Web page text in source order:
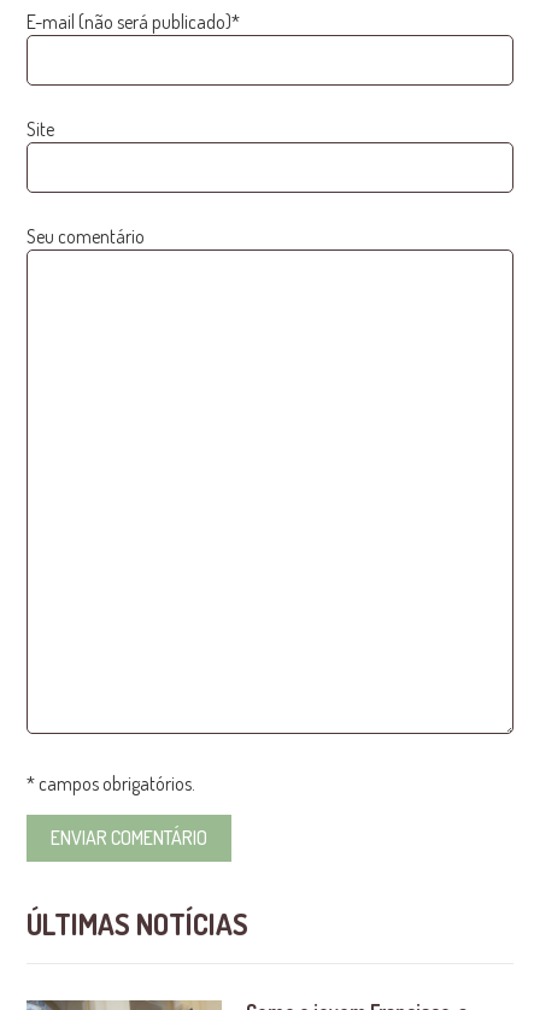
E-mail (não será publicado)*
Site
Seu comentário
* campos obrigatórios.
ÚLTIMAS NOTÍCIAS